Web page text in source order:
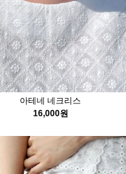
아테네 네크리스
16,000원